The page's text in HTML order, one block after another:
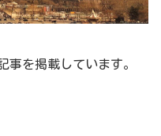
事を掲載しています。